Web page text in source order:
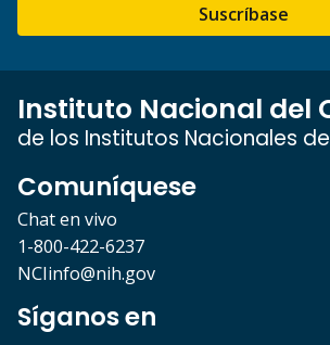
Suscríbase
Instituto Nacional del
de los Institutos Nacionales
Comuníquese
Chat en vivo
1-800-422-6237
NCIinfo@nih.gov
Síganos en